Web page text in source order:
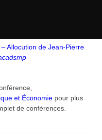
Allocution de Jean-Pierre
et Économie pour plus
de conférences.